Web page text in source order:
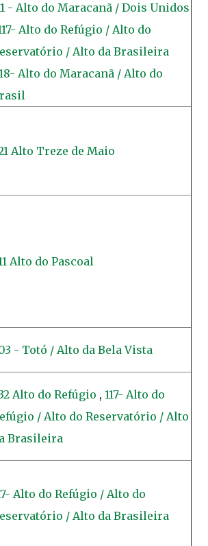
- Alto do Maracanã / Dois Unidos
Alto do Refúgio / Alto do
/ Alto da Brasileira
Alto do Maracanã / Alto do
Alto Treze de Maio
Alto do Pascoal
- Totó / Alto da Bela Vista
Alto do Refúgio , 117- Alto do
/ Alto do Reservatório / Alto
Brasileira
Alto do Refúgio / Alto do
/ Alto da Brasileira